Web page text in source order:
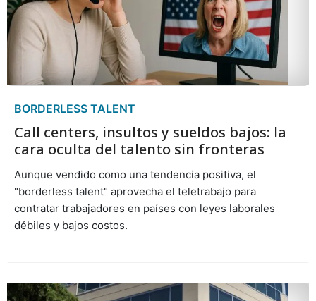
BORDERLESS TALENT
Call centers, insultos y sueldos bajos: la
cara oculta del talento sin fronteras
Aunque vendido como una tendencia positiva, el
"borderless talent" aprovecha el teletrabajo para
contratar trabajadores en países con leyes laborales
débiles y bajos costos.